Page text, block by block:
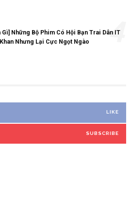
Gì] Những Bộ Phim Có Hội Bạn Trai Dân IT
Nhưng Lại Cực Ngọt Ngào
4
LIKE
SUBSCRIBE